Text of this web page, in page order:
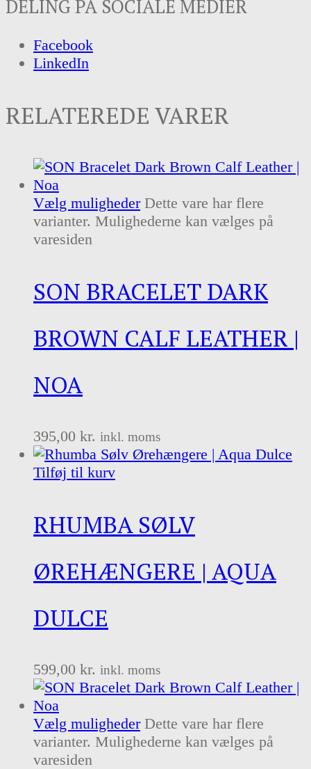
DELING PÅ SOCIALE MEDIER
Facebook
LinkedIn
RELATEREDE VARER
Vælg muligheder Dette vare har flere
varianter. Mulighederne kan vælges på
varesiden
SON BRACELET DARK
BROWN CALF LEATHER |
NOA
395,00 kr. inkl. moms
Tilføj til kurv
RHUMBA SØLV
ØREHÆNGERE | AQUA
DULCE
599,00 kr. inkl. moms
Vælg muligheder Dette vare har flere
varianter. Mulighederne kan vælges på
varesiden